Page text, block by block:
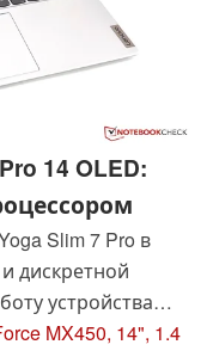
14 OLED:
Slim 7 Pro в
дискретной
устройства
процессор AMD
MX450, 14", 1.4